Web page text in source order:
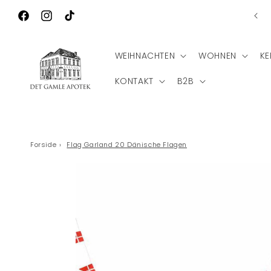
Direkt zum
InhaltFacebookInstagram
TikTok
Wilkommen zu Det Gamle Apotek
WEIHNACHTEN WOHNEN
KONTAKT B2B
Forside › Flag Garland 20 Dänische Flagen